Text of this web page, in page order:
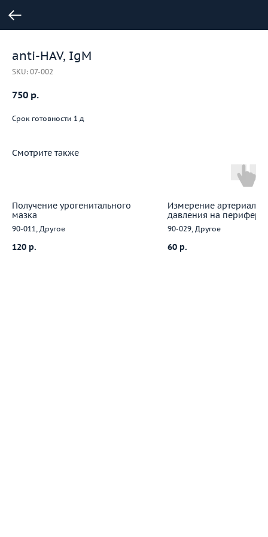
anti-HAV, IgM
SKU: 07-002
750 р.
Срок готовности 1 д
Смотрите также
Получение урогенитального
мазка
90-011, Другое
120 р.
Измерение
давления на
артериях
90-029, Другое
60 р.